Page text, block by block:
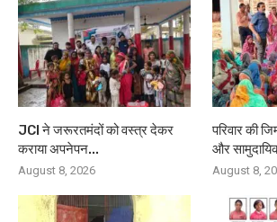
JCI ने जरूरतमंदों को वस्त्र देकर
कराया अपनेपन...
August 8, 2026
परिवार की
और
August 8,